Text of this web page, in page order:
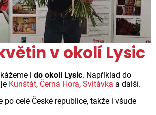
v okolí Lysic
i do okolí Lysic. Například do
Kunštát, Černá Hora, Svitávka a další.
po celé České republice, takže i všude